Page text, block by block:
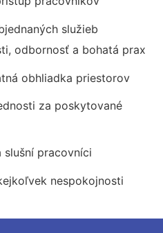
služieb
odbornosť a bohatá prax
obhliadka priestorov
za poskytované
slušní pracovníci
nespokojnosti